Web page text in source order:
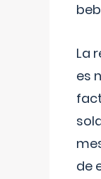
La
es
de